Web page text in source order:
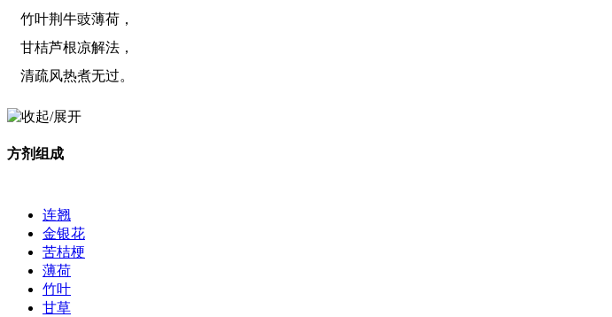
竹叶荆牛豉薄荷，
甘桔芦根凉解法，
清疏风热煮无过。
方剂组成
连翘
金银花
苦桔梗
薄荷
竹叶
甘草